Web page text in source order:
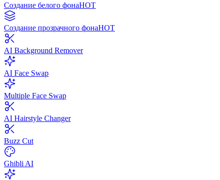
Создание белого фонаHOT
Создание прозрачного фонаHOT
AI Background Remover
AI Face Swap
Multiple Face Swap
AI Hairstyle Changer
Buzz Cut
Ghibli AI